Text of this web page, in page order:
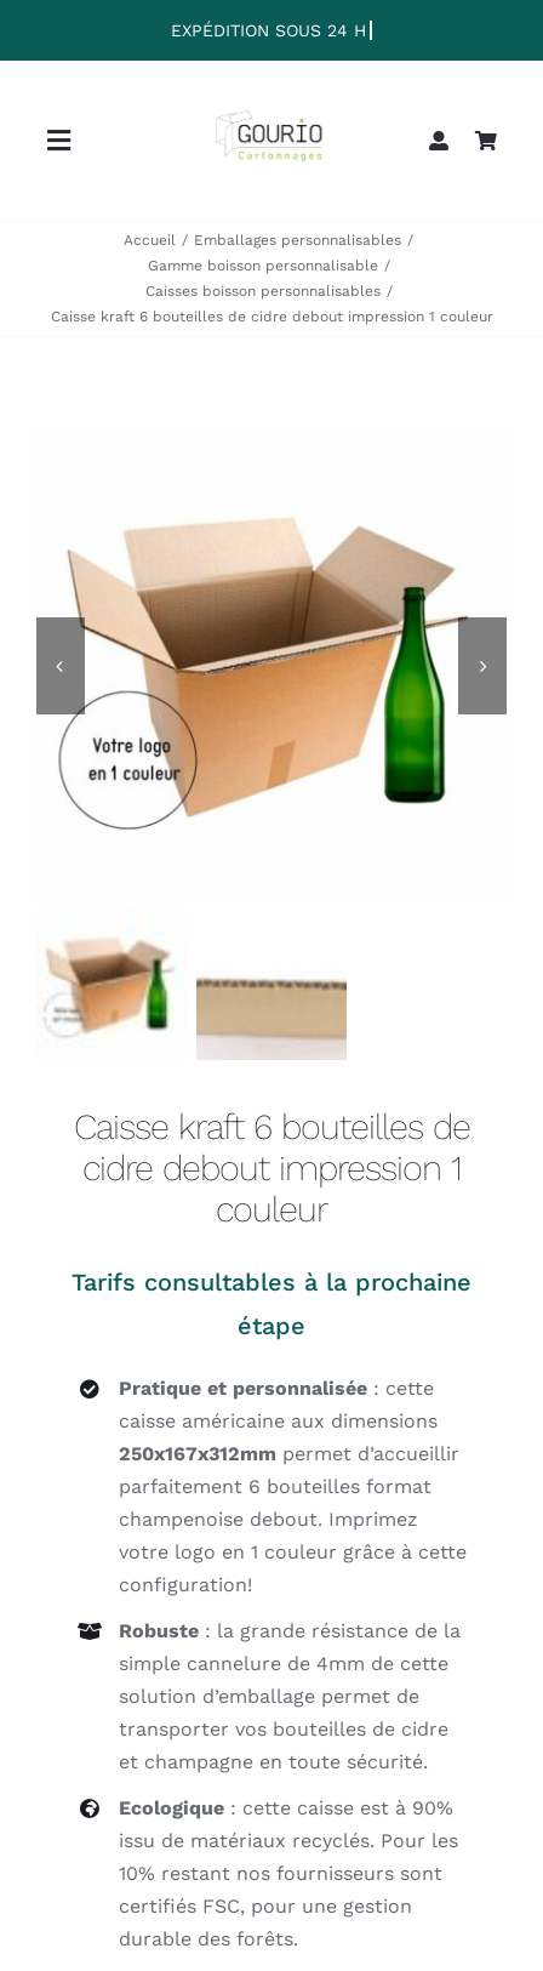
Toggle
Home
Collection
Editorial
Accueil
Emballages personnalisables
Gamme boisson personnalisable
Caisses boisson personnalisables
Caisse kraft 6 bouteilles de cidre debout impression 1 couleur
 
Caisse kraft 6 bouteilles de
cidre debout impression 1
couleur
Tarifs consultables à la prochaine
étape
Pratique et personnalisée : cette
caisse américaine aux dimensions
250x167x312mm permet d’accueillir
parfaitement 6 bouteilles format
champenoise debout. Imprimez
votre logo en 1 couleur grâce à cette
configuration!
Robuste : la grande résistance de la
simple cannelure de 4mm de cette
solution d’emballage permet de
transporter vos bouteilles de cidre
et champagne en toute sécurité.
Ecologique : cette caisse est à 90%
issu de matériaux recyclés. Pour les
10% restant nos fournisseurs sont
certifiés FSC, pour une gestion
durable des forêts.